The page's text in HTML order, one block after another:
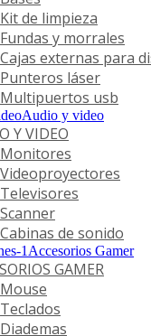
Kit de limpieza
Fundas y morrales
Cajas externas para
Punteros láser
Multipuertos usb
Audio y video
Y VIDEO
Monitores
Videoproyectores
Televisores
Scanner
Cabinas de sonido
Accesorios Gamer
GAMER
Mouse
Teclados
Diademas